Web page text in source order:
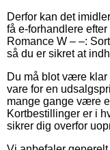
Derfor kan det
få e-forhandlere
Romance W – –:
så du er sikret at
Du må blot være klar
vare for en
mange gange være
Kortbestillinger er i
sikrer dig overfor